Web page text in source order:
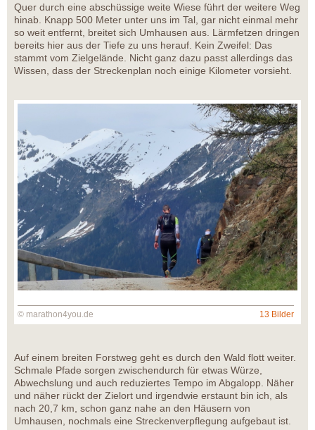
Quer durch eine abschüssige weite Wiese führt der weitere Weg
hinab. Knapp 500 Meter unter uns im Tal, gar nicht einmal mehr
so weit entfernt, breitet sich Umhausen aus. Lärmfetzen dringen
bereits hier aus der Tiefe zu uns herauf. Kein Zweifel: Das
stammt vom Zielgelände. Nicht ganz dazu passt allerdings das
Wissen, dass der Streckenplan noch einige Kilometer vorsieht.
© marathon4you.de 13 Bilder
Auf einem breiten Forstweg geht es durch den Wald flott weiter.
Schmale Pfade sorgen zwischendurch für etwas Würze,
Abwechslung und auch reduziertes Tempo im Abgalopp. Näher
und näher rückt der Zielort und irgendwie erstaunt bin ich, als
nach 20,7 km, schon ganz nahe an den Häusern von
Umhausen, nochmals eine Streckenverpflegung aufgebaut ist.